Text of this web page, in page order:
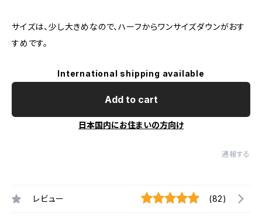
サイズは、少し大きめなので、ハーフからワンサイズダウンがおす
すめです。
International shipping available
Add to cart
日本国内にお住まいの方向け
通報する
レビュー (82)